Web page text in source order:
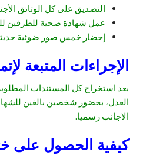
التصديق على كل الوثائق
عمل شهادة صحية للطرفين
إحضار خمس صور ضوئية
الإجراءات المتبعة
بعد استخراج كل المستندات
العدل، بحضور شخصين بالغين
الاجانب رسميا.
كيفية الحصول على